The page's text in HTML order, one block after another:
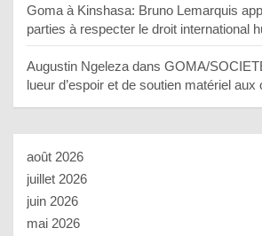
Goma à Kinshasa: Bruno Lemarquis
parties à respecter le droit international
Augustin Ngeleza dans GOMA/
lueur d’espoir et de soutien matériel aux
août 2026
juillet 2026
juin 2026
mai 2026